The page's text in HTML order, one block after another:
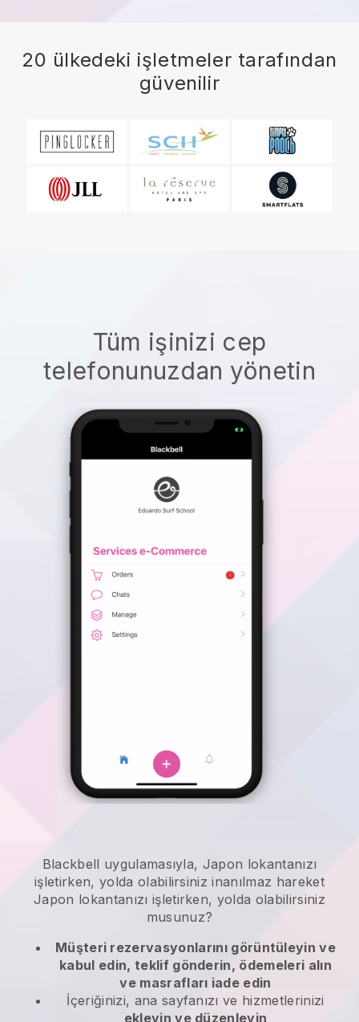
20 ülkedeki işletmeler tarafından
güvenilir
Tüm işinizi cep
telefonunuzdan yönetin
Blackbell uygulamasıyla, Japon lokantanızı
işletirken, yolda olabilirsiniz inanılmaz hareket
Japon lokantanızı işletirken, yolda olabilirsiniz
musunuz?
Müşteri rezervasyonlarını görüntüleyin ve
kabul edin, teklif gönderin, ödemeleri alın
ve masrafları iade edin
İçeriğinizi, ana sayfanızı ve hizmetlerinizi
ekleyin ve düzenleyin